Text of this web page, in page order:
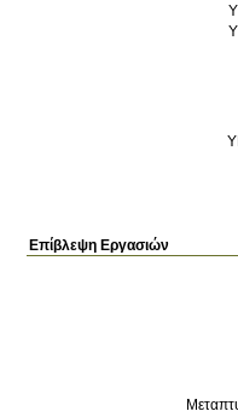
Επίβλεψη Εργασιών